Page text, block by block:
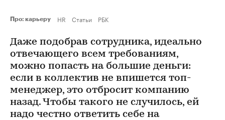
Про: карьеру HR Статьи РБК
Даже подобрав сотрудника, идеально
отвечающего всем требованиям,
можно попасть на большие деньги:
если в коллектив не впишется топ-
менеджер, это отбросит компанию
назад. Чтобы такого не случилось, ей
надо честно ответить себе на